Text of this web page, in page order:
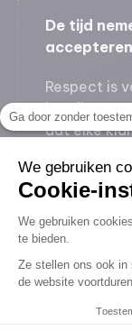
Ga door zonder
We gebruiken
Cookie-
We gebruiken
te bieden.
Ze stellen ons ook in
de website
De tijd
Respect is
houding
dat elke
antwoord
hoe we
onze
bereidheid
beleefd: